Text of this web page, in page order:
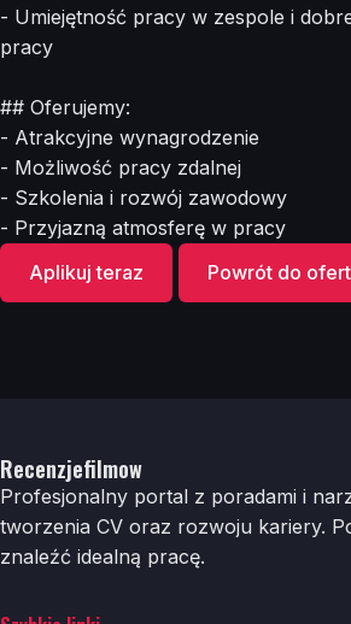
- Umiejętność pracy w zespole i
pracy
## Oferujemy:
- Atrakcyjne wynagrodzenie
- Możliwość pracy zdalnej
- Szkolenia i rozwój zawodowy
- Przyjazną atmosferę w pracy
Aplikuj teraz
Powrót do ofert
Recenzjefilmow
Profesjonalny portal z poradami i
tworzenia CV oraz rozwoju kariery.
znaleźć idealną pracę.